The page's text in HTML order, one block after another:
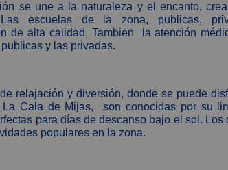
se une a la naturaleza y el encanto,
escuelas de la zona, publicas,
de alta calidad, Tambien la atención
y las privadas.
relajación y diversión, donde se puede
Cala de Mijas, son conocidas por su
para días de descanso bajo el sol. Los
populares en la zona.